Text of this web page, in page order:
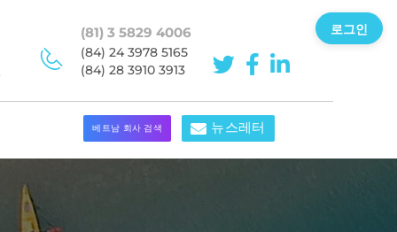
(81) 3 5829 4006
(84) 24 3978 5165
(84) 28 3910 3913
베트남 회사 검색 뉴스레터
로그인